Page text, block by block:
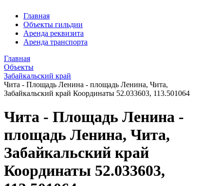
Главная
Объекты гильдии
Аренда реквизита
Аренда транспорта
Главная
Объекты
Забайкальский край
Чита - Площадь Ленина - площадь Ленина, Чита,
Забайкальский край Координаты 52.033603, 113.501064
Чита - Площадь Ленина -
площадь Ленина, Чита,
Забайкальский край
Координаты 52.033603,